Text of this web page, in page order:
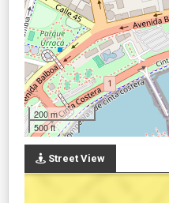
200 m
500 ft
Street View